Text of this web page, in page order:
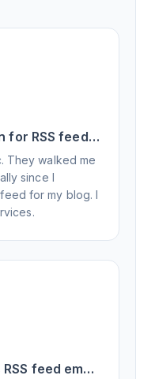
for RSS feed
They walked me
since I
for my blog. I
feed email